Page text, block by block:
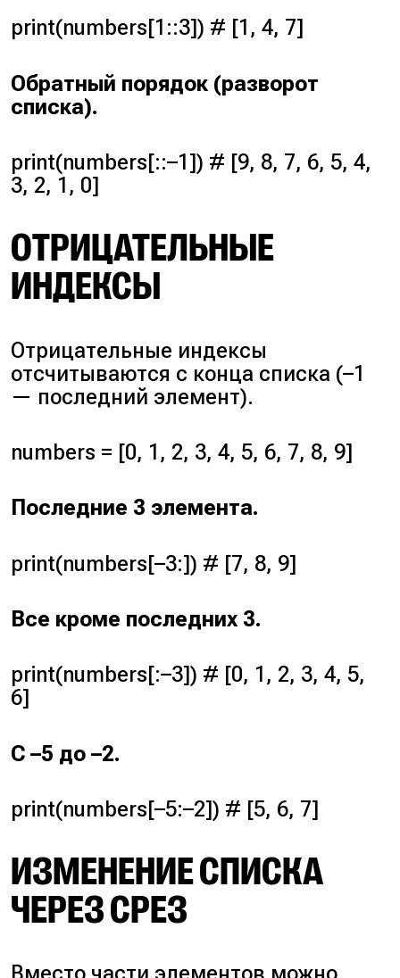
print(numbers[1::3]) # [1, 4, 7]
Обратный порядок (разворот
списка).
print(numbers[::–1]) # [9, 8, 7, 6, 5, 4,
3, 2, 1, 0]
ОТРИЦАТЕЛЬНЫЕ
ИНДЕКСЫ
Отрицательные индексы
отсчитываются с конца списка (–1
— последний элемент).
numbers = [0, 1, 2, 3, 4, 5, 6, 7, 8, 9]
Последние 3 элемента.
print(numbers[–3:]) # [7, 8, 9]
Все кроме последних 3.
print(numbers[:–3]) # [0, 1, 2, 3, 4, 5,
6]
С –5 до –2.
print(numbers[–5:–2]) # [5, 6, 7]
ИЗМЕНЕНИЕ СПИСКА
ЧЕРЕЗ СРЕЗ